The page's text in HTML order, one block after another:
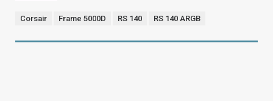
Corsair Frame 5000D RS 140 RS 140 ARGB